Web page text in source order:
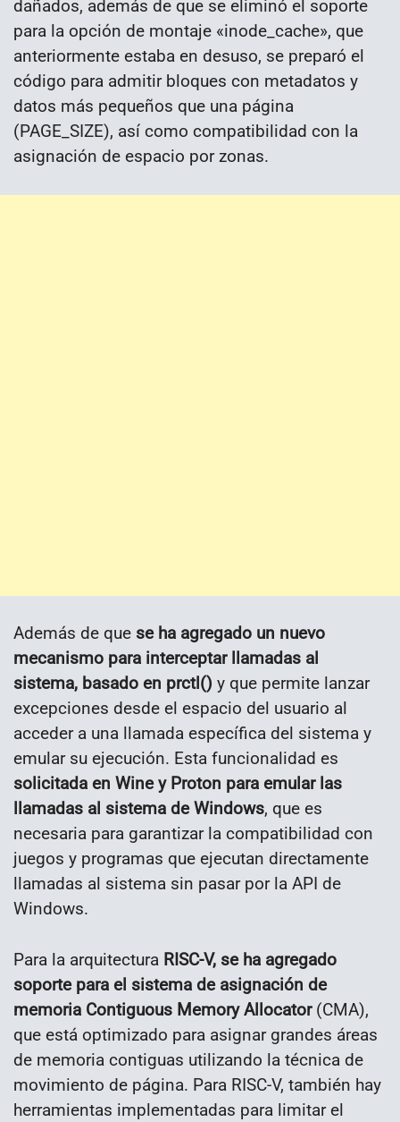
dañados, además de que se eliminó el soporte
para la opción de montaje «inode_cache», que
anteriormente estaba en desuso, se preparó el
código para admitir bloques con metadatos y
datos más pequeños que una página
(PAGE_SIZE), así como compatibilidad con la
asignación de espacio por zonas.
Además de que se ha agregado un nuevo
mecanismo para interceptar llamadas al
sistema, basado en prctl() y que permite lanzar
excepciones desde el espacio del usuario al
acceder a una llamada específica del sistema y
emular su ejecución. Esta funcionalidad es
solicitada en Wine y Proton para emular las
llamadas al sistema de Windows, que es
necesaria para garantizar la compatibilidad con
juegos y programas que ejecutan directamente
llamadas al sistema sin pasar por la API de
Windows.
Para la arquitectura RISC-V, se ha agregado
soporte para el sistema de asignación de
memoria Contiguous Memory Allocator(CMA),
que está optimizado para asignar grandes áreas
de memoria contiguas utilizando la técnica de
movimiento de página. Para RISC-V, también hay
herramientas implementadas para limitar el